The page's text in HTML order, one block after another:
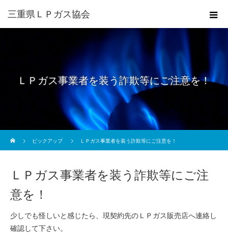
三重県ＬＰガス協会
ＬＰガス事業者を装う詐欺等にご注意を！
ピックアップ
ＬＰガス事業者を装う詐欺等にご注意を！
ＬＰガス事業者を装う詐欺等にご注
意を！
少しでも怪しいと感じたら、現契約先のＬＰガス販売店へ連絡し
確認して下さい。